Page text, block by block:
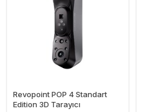
Revopoint POP 4 Standart
Edition 3D Tarayıcı